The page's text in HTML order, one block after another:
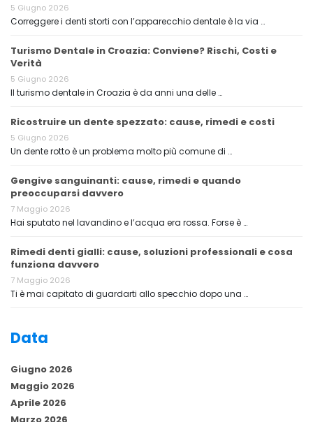
5 Giugno 2026
Correggere i denti storti con l’apparecchio dentale è la via …
Turismo Dentale in Croazia: Conviene? Rischi, Costi e
Verità
5 Giugno 2026
Il turismo dentale in Croazia è da anni una delle …
Ricostruire un dente spezzato: cause, rimedi e costi
5 Giugno 2026
Un dente rotto è un problema molto più comune di …
Gengive sanguinanti: cause, rimedi e quando
preoccuparsi davvero
7 Maggio 2026
Hai sputato nel lavandino e l’acqua era rossa. Forse è …
Rimedi denti gialli: cause, soluzioni professionali e cosa
funziona davvero
7 Maggio 2026
Ti è mai capitato di guardarti allo specchio dopo una …
Data
Giugno 2026
Maggio 2026
Aprile 2026